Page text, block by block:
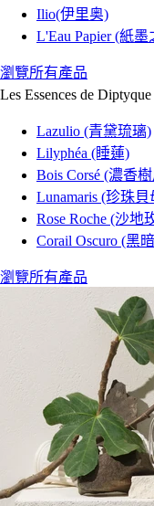
Ilio(伊里奥)
L'Eau Papier (紙墨
瀏覽所有產品
Les Essences de
Lazulio (青黛琉璃)
Lilyphéa (睡蓮)
Bois Corsé (濃香
Lunamaris (珍珠貝
Rose Roche (沙地
Corail Oscuro (黑
瀏覽所有產品